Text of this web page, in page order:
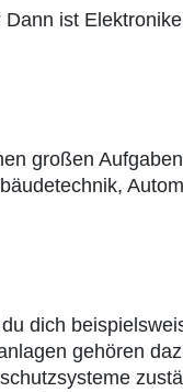
ist
großen
dich
gehören